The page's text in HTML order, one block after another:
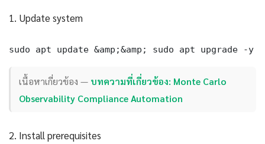
1. Update system
sudo apt update &amp;&amp; sudo apt upgrade -y
เนื้อหาเกี่ยวข้อง — บทความที่เกี่ยวข้อง: Monte Carlo
Observability Compliance Automation
2. Install prerequisites